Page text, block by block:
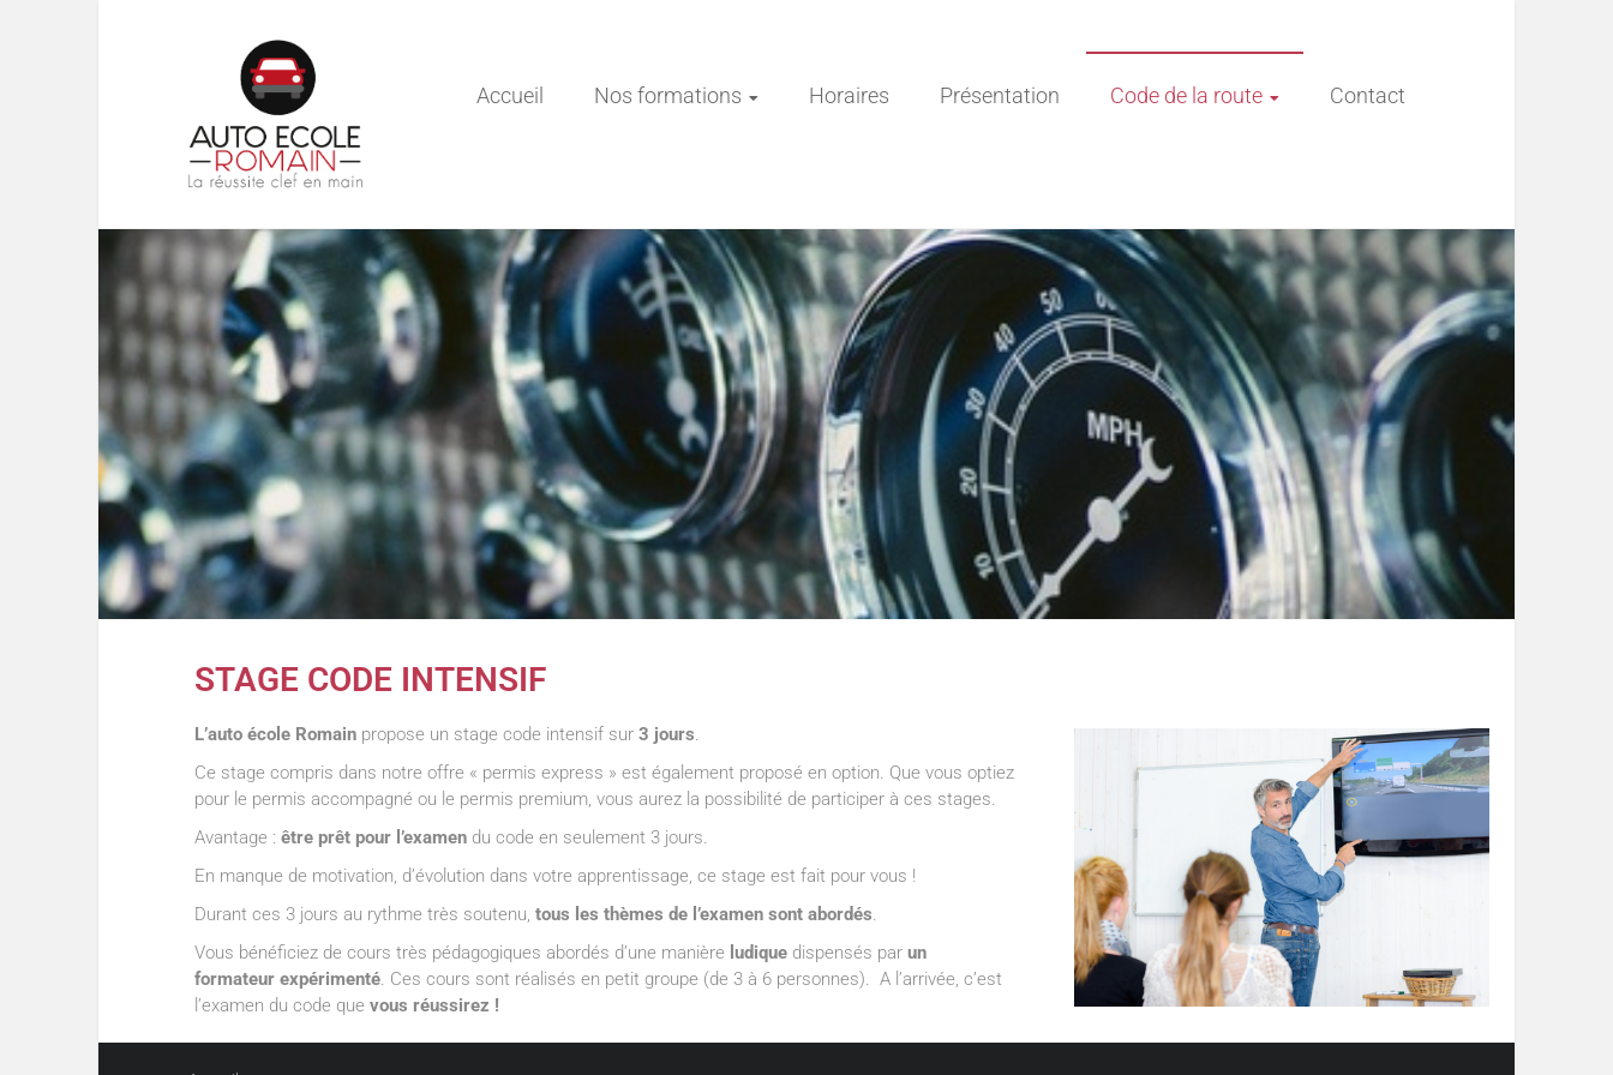
Accueil Nos formations Horaires Présentation Code de la route Contact
STAGE CODE INTENSIF
L’auto école Romainpropose un stage code intensif sur 3 jours.
Ce stage compris dans notre offre « permis express » est également proposé en option. Que vous optiez
pour le permis accompagné ou le permis premium, vous aurez la possibilité de participer à ces stages.
Avantage : être prêt pour l’examendu code en seulement 3 jours.
En manque de motivation, d’évolution dans votre apprentissage, ce stage est fait pour vous !
Durant ces 3 jours au rythme très soutenu, tous les thèmes de l’examen sont abordés.
Vous bénéficiez de cours très pédagogiques abordés d’une manière ludiquedispensés par un
formateur expérimenté. Ces cours sont réalisés en petit groupe (de 3 à 6 personnes). A l’arrivée, c’est
l’examen du code que vous réussirez !